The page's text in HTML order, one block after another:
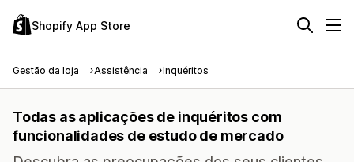
Shopify App Store
Gestão da loja Assistência Inquéritos
Todas as aplicações de inquéritos com
funcionalidades de estudo de mercado